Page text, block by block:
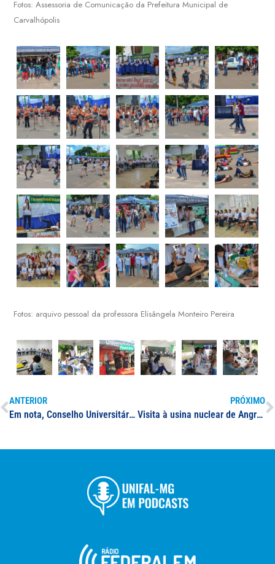
Fotos: Assessoria de Comunicação da Prefeitura Municipal de
Carvalhópolis
Fotos: arquivo pessoal da professora Elisângela Monteiro Pereira
ANTERIOR
Em nota, Conselho Universitário esclarece a respeito da autonomia universitária e sobre a fiscalização nas universidades federais
PRÓXIMO
Visita à usina nuclear de Angra dos Reis marca encerramento do primeiro ano do projeto “Minas for Science”